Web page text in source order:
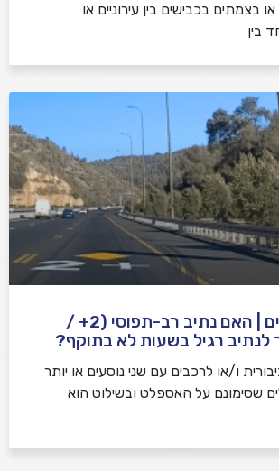
בצמתים בכבישים בין עירוניים או
בין
נתיב 2+ חוקים | האם נתיב רב-תפוסי (2+ /
לנתיב רגיל בשעות לא בתוקף?
ו/או לרכבים עם שני נוסעים או יותר
שסימונם על האספלט ובשילוט הוא